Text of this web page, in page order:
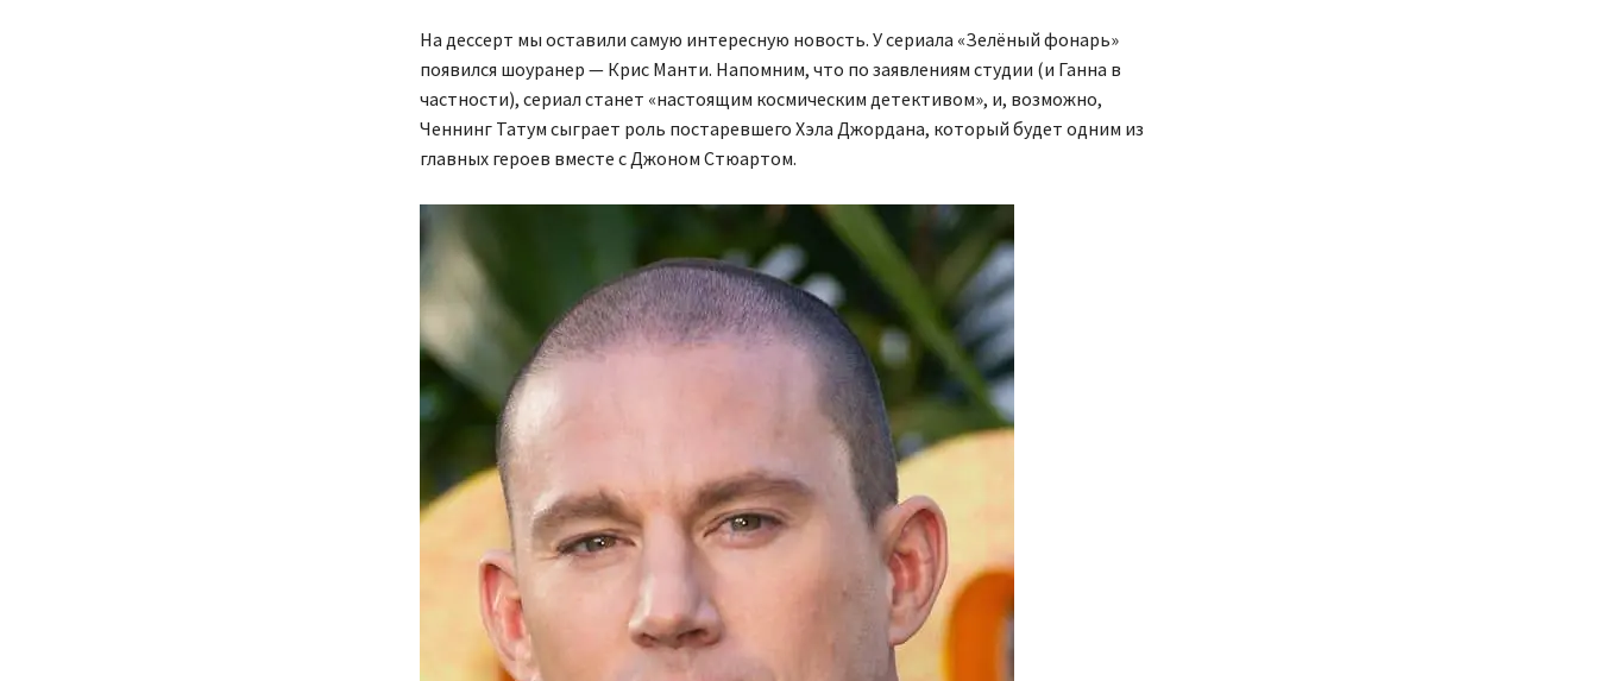
На дессерт мы оставили самую интересную новость. У сериала «Зелёный фонарь»
появился шоуранер — Крис Манти. Напомним, что по заявлениям студии (и Ганна в
частности), сериал станет «настоящим космическим детективом», и, возможно,
Ченнинг Татум сыграет роль постаревшего Хэла Джордана, который будет одним из
главных героев вместе с Джоном Стюартом.